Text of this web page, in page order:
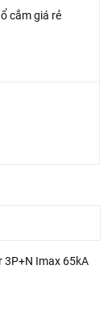
cắm giá rẻ
3P+N Imax 65kA